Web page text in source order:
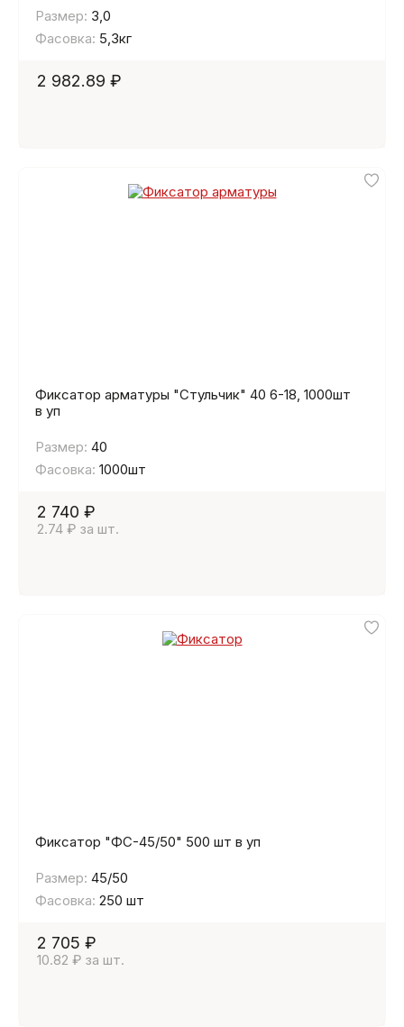
Размер: 3,0
Фасовка: 5,3кг
2 982.89 ₽
Фиксатор арматуры "Стульчик" 40 6-18, 1000шт
в уп
Размер: 40
Фасовка: 1000шт
2 740 ₽
2.74 ₽ за шт.
Фиксатор "ФС-45/50" 500 шт в уп
Размер: 45/50
Фасовка: 250 шт
2 705 ₽
10.82 ₽ за шт.